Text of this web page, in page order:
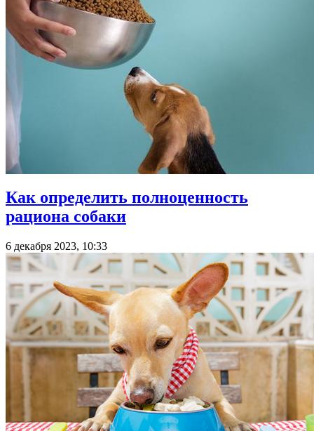
Как определить полноценность
рациона собаки
6 декабря 2023, 10:33